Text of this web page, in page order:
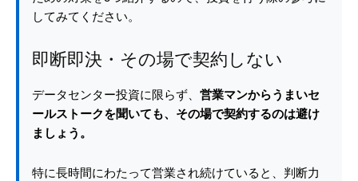
してみてください。
即断即決・その場で契約しない
データセンター投資に限らず、 営業マンからうまいセ
ールストークを聞いても、その場で契約するのは避け
ましょう。
特に長時間にわたって営業され続けていると、判断力